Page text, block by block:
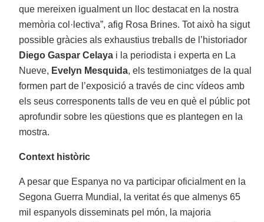
que mereixen igualment un lloc destacat en la nostra
memòria col·lectiva”, afig Rosa Brines. Tot això ha sigut
possible gràcies als exhaustius treballs de l’historiador
Diego Gaspar Celaya i la periodista i experta en La
Nueve, Evelyn Mesquida, els testimoniatges de la qual
formen part de l’exposició a través de cinc vídeos amb
els seus corresponents talls de veu en què el públic pot
aprofundir sobre les qüestions que es plantegen en la
mostra.
Context històric
A pesar que Espanya no va participar oficialment en la
Segona Guerra Mundial, la veritat és que almenys 65
mil espanyols disseminats pel món, la majoria